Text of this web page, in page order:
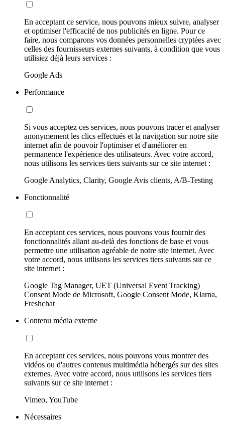
En acceptant ce service, nous pouvons mieux suivre, analyser
et optimiser l'efficacité de nos publicités en ligne. Pour ce
faire, nous comparons vos données personnelles cryptées avec
celles des fournisseurs externes suivants, à condition que vous
utilisiez déjà leurs services :
Google Ads
Performance
Si vous acceptez ces services, nous pouvons tracer et analyser
anonymement les clics effectués et la navigation sur notre site
internet afin de pouvoir l'optimiser et d'améliorer en
permanence l'expérience des utilisateurs. Avec votre accord,
nous utilisons les services tiers suivants sur ce site internet :
Google Analytics, Clarity, Google Avis clients, A/B-Testing
Fonctionnalité
En acceptant ces services, nous pouvons vous fournir des
fonctionnalités allant au-delà des fonctions de base et vous
permettre une utilisation agréable de notre site internet. Avec
votre accord, nous utilisons les services tiers suivants sur ce
site internet :
Google Tag Manager, UET (Universal Event Tracking)
Consent Mode de Microsoft, Google Consent Mode, Klarna,
Freshchat
Contenu média externe
En acceptant ces services, nous pouvons vous montrer des
vidéos ou d'autres contenus multimédia hébergés sur des sites
externes. Avec votre accord, nous utilisons les services tiers
suivants sur ce site internet :
Vimeo, YouTube
Nécessaires